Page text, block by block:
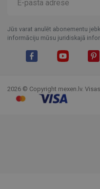
Jūs varat anulēt abonementu
informāciju mūsu juridiskajā
2026 © Copyright mexen.lv.